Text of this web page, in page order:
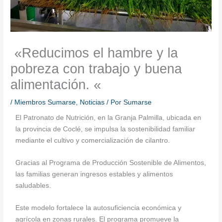
«Reducimos el hambre y la
pobreza con trabajo y buena
alimentación. «
/ Miembros Sumarse, Noticias / PorSumarse
El Patronato de Nutrición, en la Granja Palmilla, ubicada en
la provincia de Coclé, se impulsa la sostenibilidad familiar
mediante el cultivo y comercialización de cilantro.
Gracias al Programa de Producción Sostenible de Alimentos,
las familias generan ingresos estables y alimentos
saludables.
Este modelo fortalece la autosuficiencia económica y
agrícola en zonas rurales. El programa promueve la